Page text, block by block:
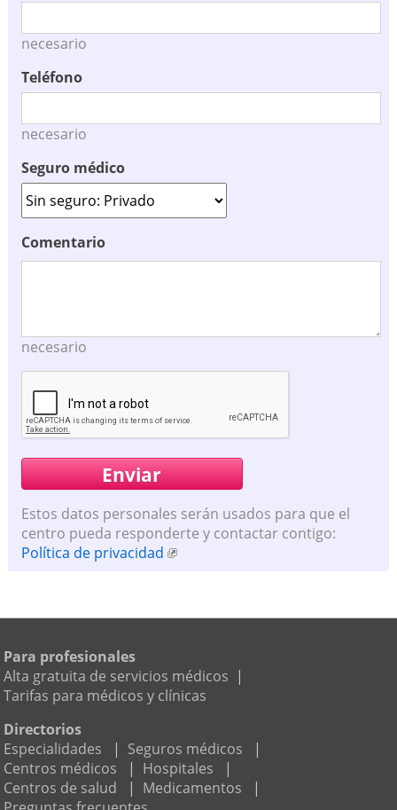
necesario
Teléfono
necesario
Seguro médico
Comentario
necesario
Estos datos personales serán usados para que el
centro pueda responderte y contactar contigo:
Política de privacidad
Para profesionales
Alta gratuita de servicios médicos |
Tarifas para médicos y clínicas
Directorios
Especialidades
| Seguros médicos
|
Centros médicos
| Hospitales
|
Centros de salud
| Medicamentos
|